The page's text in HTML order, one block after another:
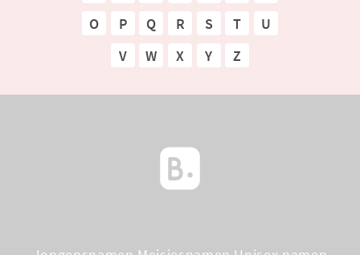
O
P Q R S T
U
V
W X Y Z